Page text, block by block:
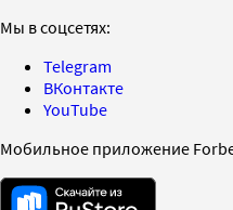
Мы в соцсетях:
Telegram
ВКонтакте
YouTube
Мобильное приложение